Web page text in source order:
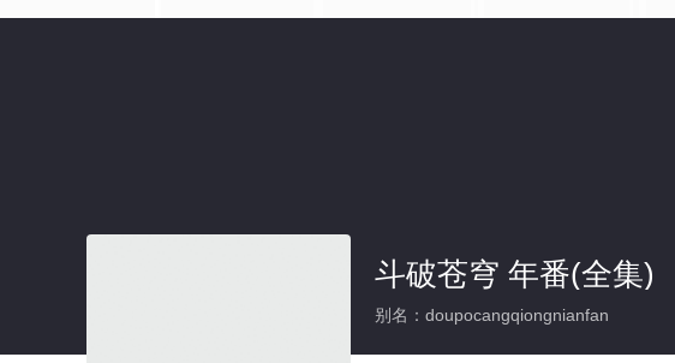
斗破苍穹 年番(全集)
别名：doupocangqiongnianfan